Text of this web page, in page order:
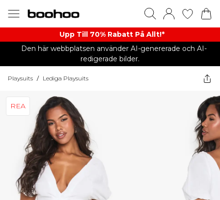
Upp Till 70% Rabatt På Allt!*
Den här webbplatsen använder AI-genererade och AI-
redigerade bilder.
Playsuits / Lediga Playsuits
REA